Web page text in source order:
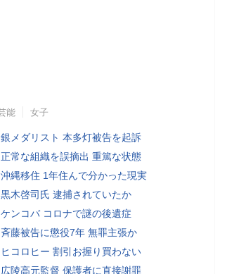
能 女子
銀メダリスト 本多灯被告を起訴
正常な組織を誤摘出 重篤な状態
沖縄移住 1年住んで分かった現実
黒木啓司氏 逮捕されていたか
ケンコバ コロナで謎の後遺症
斉藤被告に懲役7年 無罪主張か
ヒコロヒー 割引お握り買わない
広陵高元監督 保護者に直接謝罪